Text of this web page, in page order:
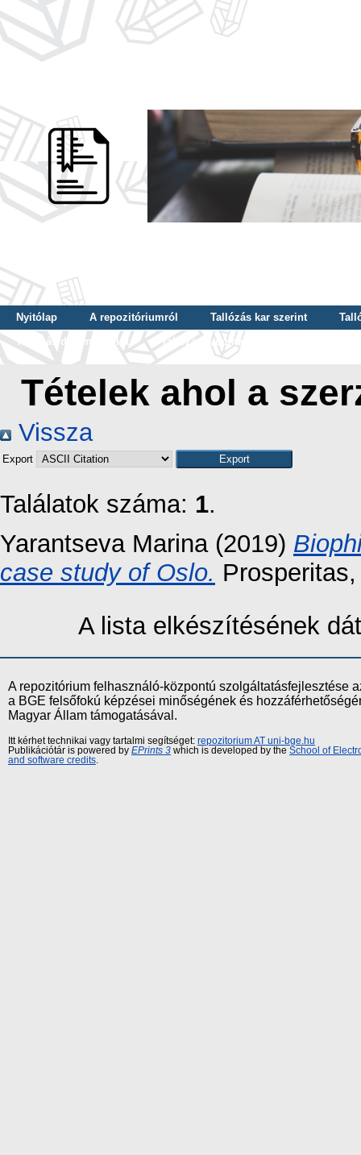
Nyitólap A repozitóriumról Tallózás kar szerint
Tallózás dátum szerint
Tallózás tudományterület szerint
Tételek ahol a
Vissza
Export
Találatok száma: 1.
Yarantseva Marina(2019)
case study of Oslo.
A lista elkészítésének
A repozitórium felhasználó-központú szolgáltatásfejlesztése
a BGE felsőfokú képzései minőségének és
Magyar Állam támogatásával.
Itt kérhet technikai vagy tartalmi segítséget: repozitorium AT uni-bge.hu
Publikációtár is powered by EPrints 3 which is developed by the School of
and software credits